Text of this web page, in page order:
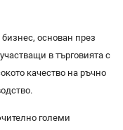
основан през
в търговията с
качество на ръчно
големи